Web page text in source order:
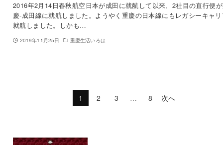
2016年2月14日春秋航空日本が成田に就航して以来、2社目の直行便
慶-成田線に就航しました。ようやく重慶の日本線にもレガシーキャ
就航しました。しかも…
2019年11月25日 重慶生活いろは
1 2 3 … 8 次へ